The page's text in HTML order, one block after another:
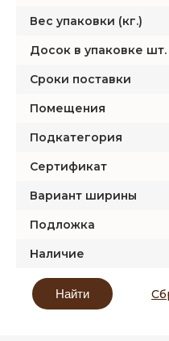
Ideal
Joss Beaumont
Kastamonu
Kossen
Krono Original
Kronospan
Kronostar
Kronotex
Вес упаковки (кг.)
Досок в упаковке шт.
Сроки поставки
Помещения
Подкатегория
Сертификат
Вариант ширины
Подложка
Наличие